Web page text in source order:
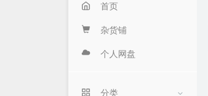
首页
杂货铺
个人网盘
分类